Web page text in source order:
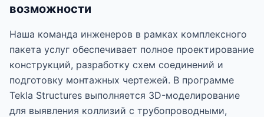
возможности
Наша команда инженеров в рамках комплексного
пакета услуг обеспечивает полное проектирование
конструкций, разработку схем соединений и
подготовку монтажных чертежей. В программе
Tekla Structures выполняется 3D-моделирование
для выявления коллизий с трубопроводными,